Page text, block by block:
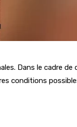
Dans le cadre de
conditions